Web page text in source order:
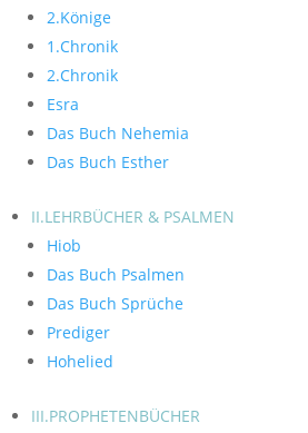
2.Könige
1.Chronik
2.Chronik
Esra
Das Buch Nehemia
Das Buch Esther
II.LEHRBÜCHER & PSALMEN
Hiob
Das Buch Psalmen
Das Buch Sprüche
Prediger
Hohelied
III.PROPHETENBÜCHER